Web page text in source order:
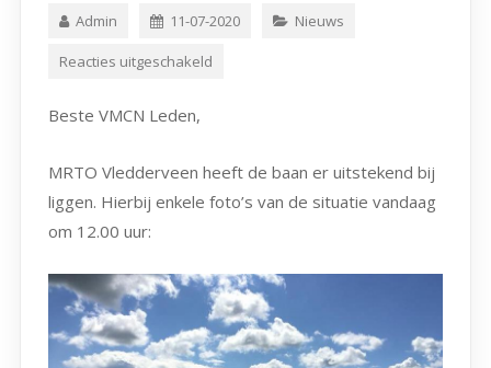
Admin 11-07-2020 Nieuws
Reacties uitgeschakeld
Beste VMCN Leden,
MRTO Vledderveen heeft de baan er uitstekend bij
liggen. Hierbij enkele foto’s van de situatie vandaag
om 12.00 uur: